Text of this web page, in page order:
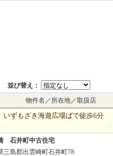
並び替え：
物件名／所在地／取扱店
ずもざき海遊広場ばで徒歩6分
石井町中古住宅
三島郡出雲崎町石井町78